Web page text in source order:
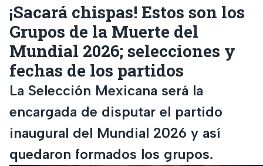
¡Sacará chispas! Estos son los
Grupos de la Muerte del
Mundial 2026; selecciones y
fechas de los partidos
La Selección Mexicana será la
encargada de disputar el partido
inaugural del Mundial 2026 y así
quedaron formados los grupos.